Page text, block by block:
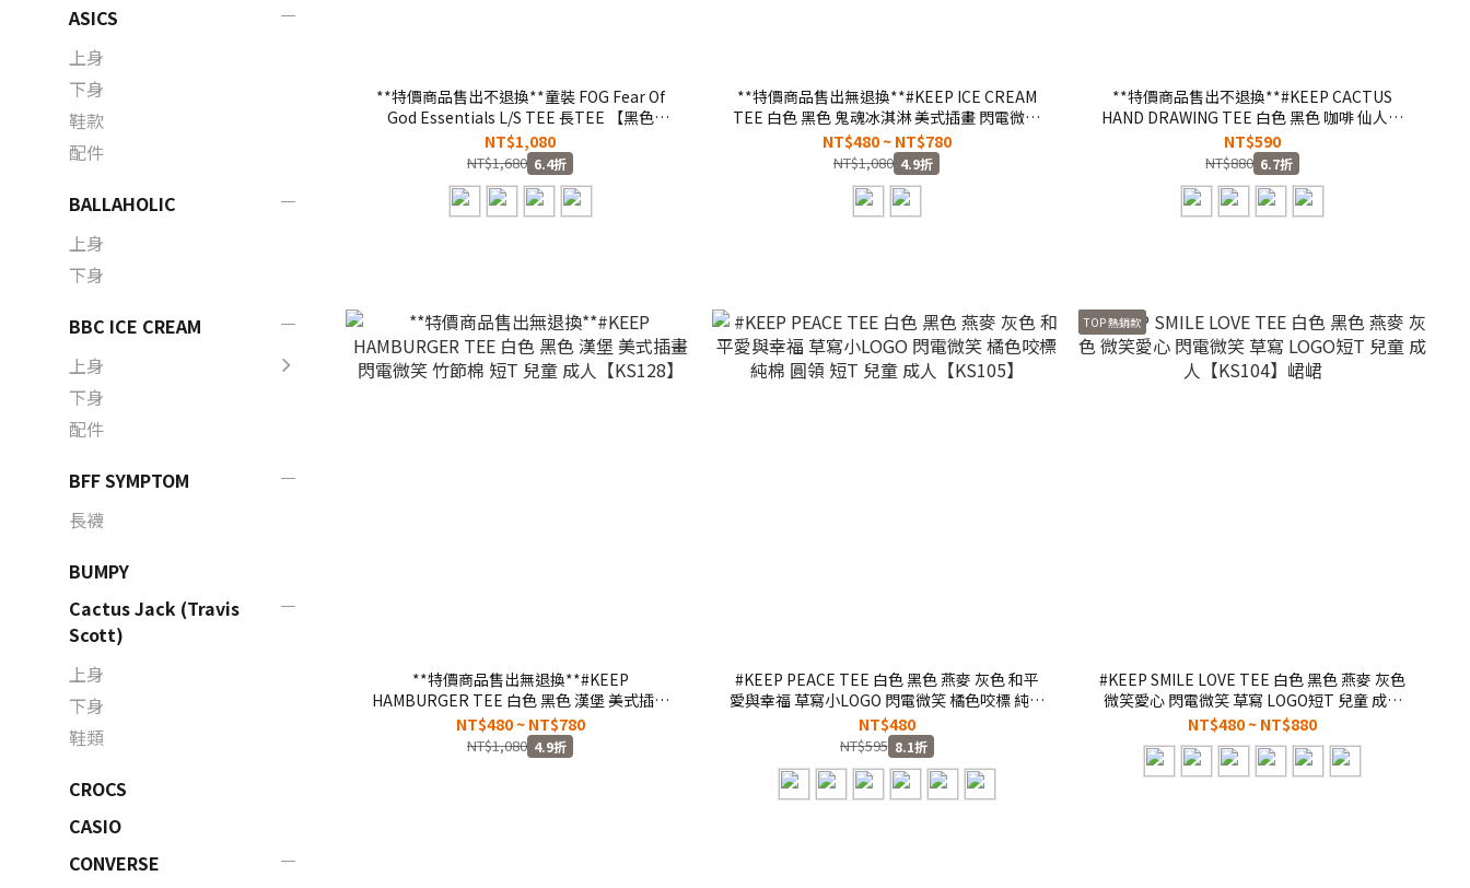
ASICS
上身
下身
鞋款
配件
BALLAHOLIC
上身
下身
BBC ICE CREAM
上身
下身
配件
BFF SYMPTOM
長襪
BUMPY
Cactus Jack (Travis
Scott)
上身
下身
鞋類
CROCS
CASIO
CONVERSE
**特價商品售出不退換**童裝 FOG Fear Of
God Essentials L/S TEE 長TEE 【黑色
125SU212040K】【深灰 125SU212041K】
【燕麥 125SU212042K】【沙色
125SU212043K】FOGKIDS
NT$1,080
NT$1,680 6.4折
**特價商品售出無退換**#KEEP ICE CREAM
TEE 白色 黑色 鬼魂冰淇淋 美式插畫 閃電微笑
竹節棉 短T 兒童 成人【KS133】
NT$480 ~ NT$780
NT$1,080 4.9折
**特價商品售出不退換**#KEEP CACTUS
HAND DRAWING TEE 白色 黑色 咖啡 仙人掌
手繪插畫 草寫LOGO 純棉 兒童 成人 短
T【KS132】
NT$590
NT$880 6.7折
**特價商品售出無退換**#KEEP
HAMBURGER TEE 白色 黑色 漢堡 美式插畫
閃電微笑 竹節棉 短T 兒童 成人【KS128】
NT$480 ~ NT$780
NT$1,080 4.9折
#KEEP PEACE TEE 白色 黑色 燕麥 灰色 和平
愛與幸福 草寫小LOGO 閃電微笑 橘色咬標 純棉
圓領 短T 兒童 成人【KS105】
NT$480
NT$595 8.1折
TOP 熱銷款
#KEEP SMILE LOVE TEE 白色 黑色 燕麥 灰色
微笑愛心 閃電微笑 草寫 LOGO短T 兒童 成人
【KS104】峮峮
NT$480 ~ NT$880